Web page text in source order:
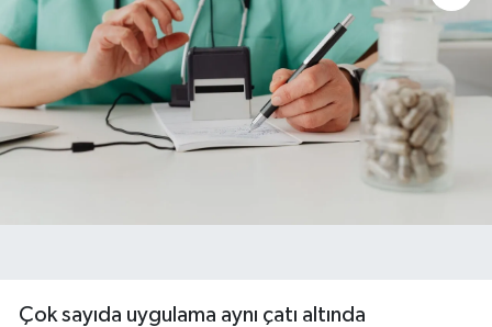
Çok sayıda uygulama aynı çatı altında